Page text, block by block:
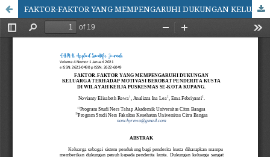
FAKTOR-FAKTOR YANG MEMPENGARUHI DUKUNGAN KELUARGA TERHADAP MOTIVASI BEROBAT PENDERITA KUSTA DI WILAYAH KERJA PUSKESMAS SE-KOTA KUPANG